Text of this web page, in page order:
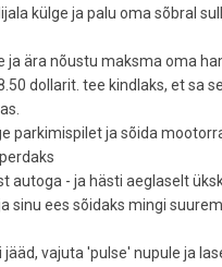
külge ja palu oma sõbral
ja ära nõustu maksma oma
dollarit. tee kindlaks, et sa
parkimispilet ja sõida
autoga - ja hästi aeglaselt
sinu ees sõidaks mingi
vajuta 'pulse' nupule ja